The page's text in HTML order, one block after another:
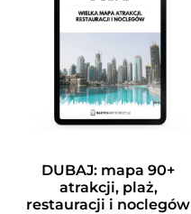
DUBAJ: mapa 90+
atrakcji, plaż,
restauracji i noclegów